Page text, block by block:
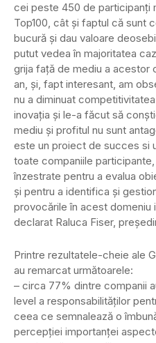
cei peste 450 de participanți
Top100, cât și faptul că sunt
bucură și dau valoare
putut vedea în majoritatea
grija față de mediu a acestor
an, și, fapt interesant, am
nu a diminuat
inovația și le-a făcut să
mediu și profitul nu sunt
este un proiect de succes si
toate companiile
înzestrate pentru a evalua
și pentru a identifica și
provocările în acest domeniu
declarat Raluca Fiser,
Printre rezultatele-cheie ale
au remarcat următoarele:
– circa 77% dintre companii
level a responsabilităților
ceea ce semnalează o
percepției importanței